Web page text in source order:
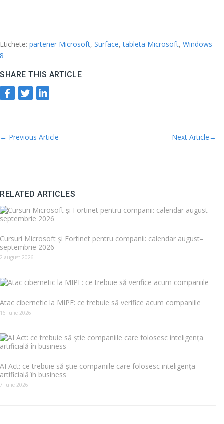
Etichete: partener Microsoft, Surface,tableta Microsoft, Windows
8
SHARE THIS ARTICLE
← Previous Article Next Article→
RELATED ARTICLES
Cursuri Microsoft și Fortinet pentru companii: calendar august–
septembrie 2026
2 august 2026
Atac cibernetic la MIPE: ce trebuie să verifice acum companiile
16 iulie 2026
AI Act: ce trebuie să știe companiile care folosesc inteligența
artificială în business
7 iulie 2026